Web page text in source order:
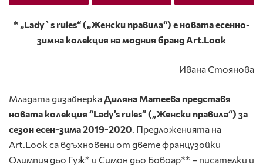
* „Lady`s rules“ („Женски правила“) е новата есенно-
зимна колекция на модния бранд Art.Look
Ивана Стоянова
Младата дизайнерка Диляна Матеева представя
новата колекция “Lady’s rules” („Женски правила“) за
сезон есен-зима 2019-2020 . Предложенията на
Art.Look са вдъхновени от двете французойки
Олимпия дьо Гуж* и Симон дьо Бовоар** – писателки и